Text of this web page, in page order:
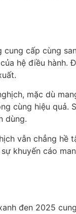
cung cấp cùng
hệ điều hành.
mặc dù
cùng hiệu quả.
dùng.
vẫn chẳng hề
khuyến cáo
đen 2025